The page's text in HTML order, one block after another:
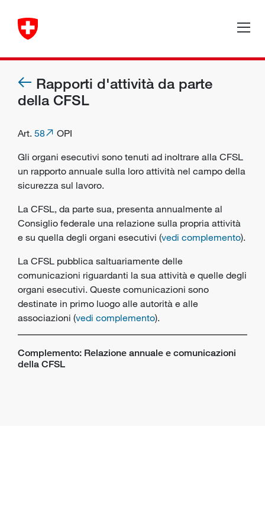
Rapporti d'attività da parte
della CFSL
Art. 58
OPI
Gli organi esecutivi sono tenuti ad inoltrare alla CFSL
un rapporto annuale sulla loro attività nel campo della
sicurezza sul lavoro.
La CFSL, da parte sua, presenta annualmente al
Consiglio federale una relazione sulla propria attività
e su quella degli organi esecutivi (vedi complemento).
La CFSL pubblica saltuariamente delle
comunicazioni riguardanti la sua attività e quelle degli
organi esecutivi. Queste comunicazioni sono
destinate in primo luogo alle autorità e alle
associazioni (vedi complemento).
Complemento: Relazione annuale e comunicazioni
della CFSL